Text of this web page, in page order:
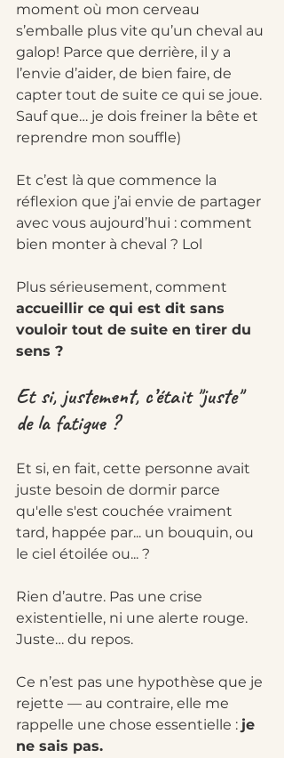
moment où mon cerveau
s’emballe plus vite qu’un cheval au
galop! Parce que derrière, il y a
l’envie d’aider, de bien faire, de
capter tout de suite ce qui se joue.
Sauf que… je dois freiner la bête et
reprendre mon souffle)
Et c’est là que commence la
réflexion que j’ai envie de partager
avec vous aujourd’hui : comment
bien monter à cheval ? Lol
Plus sérieusement, comment
accueillir ce qui est dit sans
vouloir tout de suite en tirer du
sens ?
Et si, justement, c’était "juste"
de la fatigue ?
Et si, en fait, cette personne avait
juste besoin de dormir parce
qu'elle s'est couchée vraiment
tard, happée par... un bouquin, ou
le ciel étoilée ou... ?
Rien d’autre. Pas une crise
existentielle, ni une alerte rouge.
Juste… du repos.
Ce n’est pas une hypothèse que je
rejette — au contraire, elle me
rappelle une chose essentielle : je
ne sais pas.